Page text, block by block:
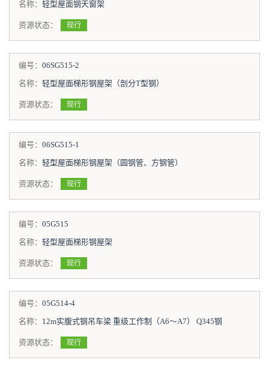
名称： 轻型屋面钢天窗架
资源状态： 现行
编号： 06SG515-2
名称： 轻型屋面梯形钢屋架（剖分T型钢）
资源状态： 现行
编号： 06SG515-1
名称： 轻型屋面梯形钢屋架（圆钢管、方钢管）
资源状态： 现行
编号： 05G515
名称： 轻型屋面梯形钢屋架
资源状态： 现行
编号： 05G514-4
名称： 12m实腹式钢吊车梁 重级工作制（A6～A7） Q345钢
资源状态： 现行